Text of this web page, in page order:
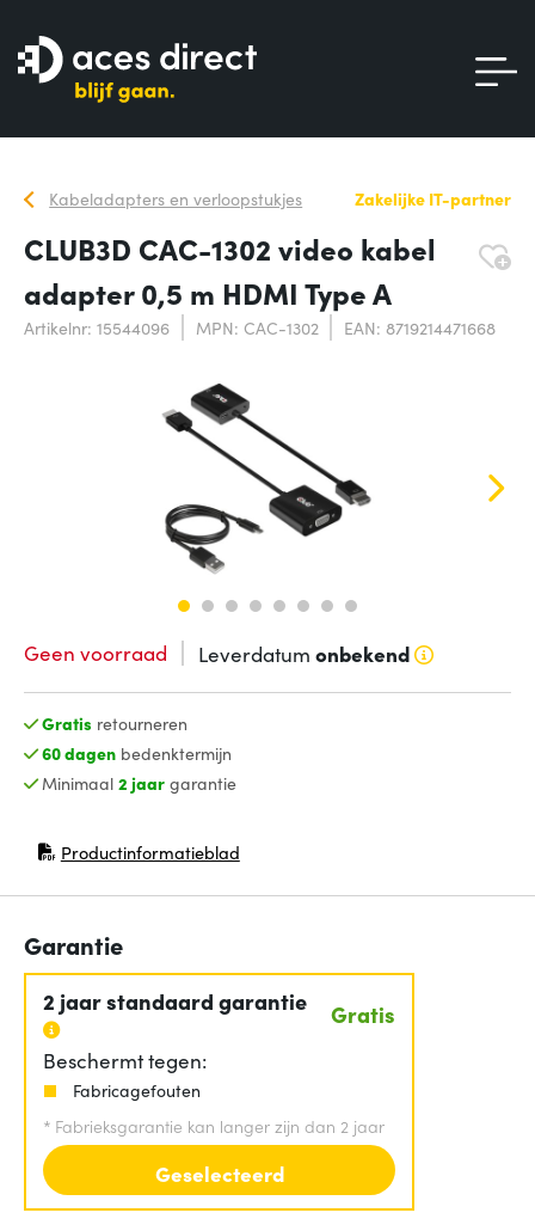
Kabeladapters en verloopstukjes Zakelijke IT-partner
CLUB3D CAC-1302 video kabel
adapter 0,5 m HDMI Type A
Artikelnr: 15544096 MPN: CAC-1302 EAN: 8719214471668
Geen voorraad Leverdatum onbekend
Gratis retourneren
60 dagenbedenktermijn
Minimaal 2 jaargarantie
Productinformatieblad
(opent in nieuw venster)
Garantie
2 jaar standaard garantie Gratis
Beschermt tegen:
Fabricagefouten
* Fabrieksgarantie kan langer zijn dan 2 jaar
Geselecteerd